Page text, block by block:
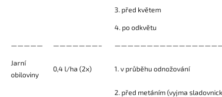
3. před květem
4. po odkvětu
————— ———————–
Jarní
obiloviny
0,4 l/ha (2x) 1. v průběhu odnožování
2. před metáním (vyjma